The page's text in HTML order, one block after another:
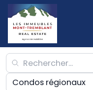
Condos régionaux